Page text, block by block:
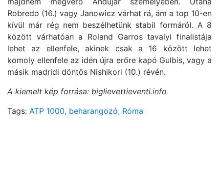
Robredo (16.) vagy Janowicz várhat rá, ám a top 10-en
kívül már rég nem beszélhetünk stabil formáról. A 8
között várhatóan a Roland Garros tavalyi finalistája
lehet az ellenfele, akinek csak a 16 között lehet
komoly ellenfele az idén újra erőre kapó Gulbis, vagy a
másik madridi döntős Nishikori (10.) révén.
A kiemelt kép forrása: biglievettieventi.info
Tags: ATP 1000, beharangozó, Róma